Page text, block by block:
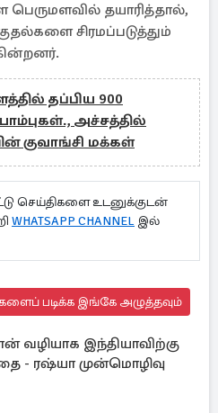
பெருமளவில் தயாரித்தால்,
சிரமப்படுத்தும்
தப்பிய 900
அச்சத்தில்
குவாங்சி மக்கள்
செய்திகளை உடனுக்குடன்
WHATSAPP CHANNEL இல்
படிக்க இங்கே அழுத்தவும்
வழியாக இந்தியாவிற்கு
- ரஷ்யா முன்மொழிவு